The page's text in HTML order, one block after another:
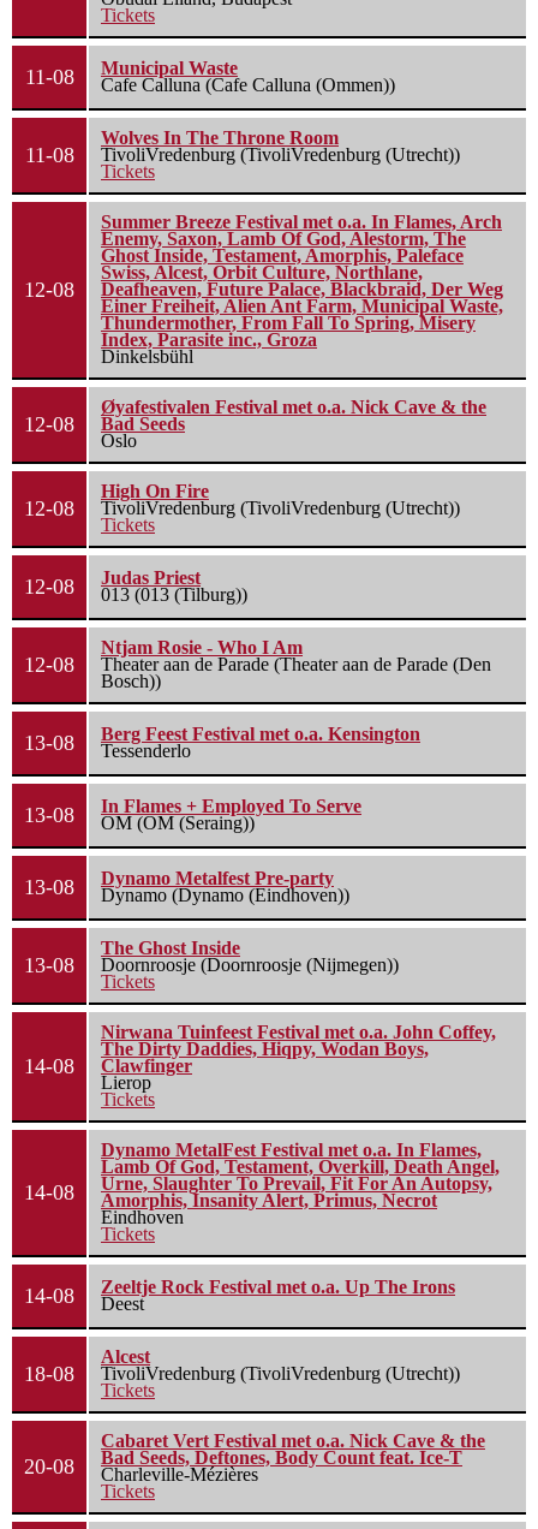
Tickets
11-08
Municipal Waste
Cafe Calluna (Cafe Calluna (Ommen))
11-08
Wolves In The Throne Room
TivoliVredenburg (TivoliVredenburg (Utrecht))
Tickets
12-08
Summer Breeze Festival met o.a. In Flames, Arch
Enemy, Saxon, Lamb Of God, Alestorm, The
Ghost Inside, Testament, Amorphis, Paleface
Swiss, Alcest, Orbit Culture, Northlane,
Deafheaven, Future Palace, Blackbraid, Der Weg
Einer Freiheit, Alien Ant Farm, Municipal Waste,
Thundermother, From Fall To Spring, Misery
Index, Parasite inc., Groza
Dinkelsbühl
12-08
Øyafestivalen Festival met o.a. Nick Cave & the
Bad Seeds
Oslo
12-08
High On Fire
TivoliVredenburg (TivoliVredenburg (Utrecht))
Tickets
12-08
Judas Priest
013 (013 (Tilburg))
12-08
Ntjam Rosie - Who I Am
Theater aan de Parade (Theater aan de Parade (Den
Bosch))
13-08
Berg Feest Festival met o.a. Kensington
Tessenderlo
13-08
In Flames + Employed To Serve
OM (OM (Seraing))
13-08
Dynamo Metalfest Pre-party
Dynamo (Dynamo (Eindhoven))
13-08
The Ghost Inside
Doornroosje (Doornroosje (Nijmegen))
Tickets
14-08
Nirwana Tuinfeest Festival met o.a. John Coffey,
The Dirty Daddies, Hiqpy, Wodan Boys,
Clawfinger
Lierop
Tickets
14-08
Dynamo MetalFest Festival met o.a. In Flames,
Lamb Of God, Testament, Overkill, Death Angel,
Urne, Slaughter To Prevail, Fit For An Autopsy,
Amorphis, Insanity Alert, Primus, Necrot
Eindhoven
Tickets
14-08
Zeeltje Rock Festival met o.a. Up The Irons
Deest
18-08
Alcest
TivoliVredenburg (TivoliVredenburg (Utrecht))
Tickets
20-08
Cabaret Vert Festival met o.a. Nick Cave & the
Bad Seeds, Deftones, Body Count feat. Ice-T
Charleville-Mézières
Tickets